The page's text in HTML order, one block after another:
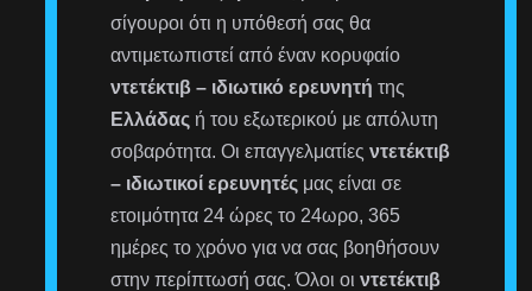
σίγουροι ότι η υπόθεσή σας θα
αντιμετωπιστεί από έναν κορυφαίο
ντετέκτιβ – ιδιωτικό ερευνητή της
Ελλάδας ή του εξωτερικού με απόλυτη
σοβαρότητα. Οι επαγγελματίεςντετέκτιβ
– ιδιωτικοί ερευνητές μας είναι σε
ετοιμότητα 24 ώρες το 24ωρο, 365
ημέρες το χρόνο για να σας βοηθήσουν
στην περίπτωσή σας. Όλοι οιντετέκτιβ